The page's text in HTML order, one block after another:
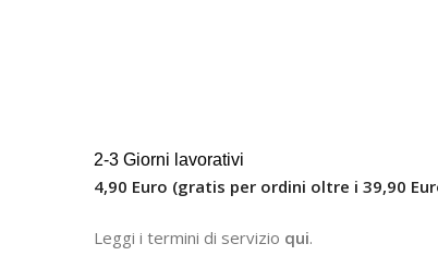
2-3 Giorni lavorativi
4,90 Euro (gratis per ordini oltre i 39,90
Leggi i termini di servizio qui.